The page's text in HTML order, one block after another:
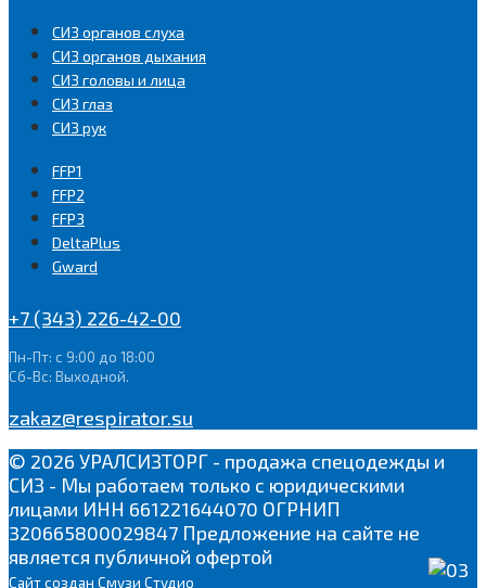
СИЗ органов слуха
СИЗ органов дыхания
СИЗ головы и лица
СИЗ глаз
СИЗ рук
FFP1
FFP2
FFP3
DeltaPlus
Gward
+7 (343) 226-42-00
Пн-Пт: с 9:00 до 18:00
Сб-Вс: Выходной.
zakaz@respirator.su
© 2026 УРАЛСИЗТОРГ - продажа спецодежды и
СИЗ - Мы работаем только с юридическими
лицами ИНН 661221644070 ОГРНИП
320665800029847 Предложение на сайте не
является публичной офертой
Сайтсоздан Смузи Студио